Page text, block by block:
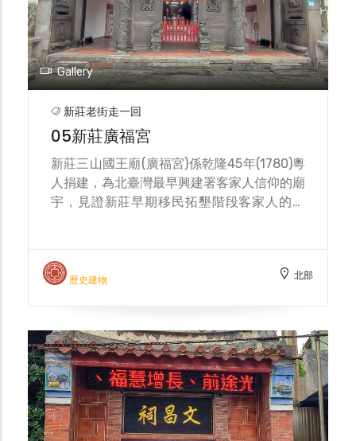
用筷子直接吃、夾餅乾吃、泡牛奶等，口感綿
密而不黏牙，也適合在烹煮肉類、滷味時添
加，色香味俱全，另外傳統古方也記載麥芽糖
有治療咳嗽的功效。 走訪翁裕美商行時，老
闆親切地與我們分享麥芽糖的故事，從他的眼
神中感受到家族傳承的使命，以及對於傳統的
追尋古味，遙想當年的美好時光。
Gallery
新莊老街走一回
05新莊廣福宮
新莊三山國王廟(廣福宮)係乾隆45年(1780)粵
人捐建，為北臺灣最早興建署客家人信仰的廟
宇，見證新莊早期移民拓墾階段客家人的參
(1761)起開鑿了「劉厝圳」，使旱田變成水
田，促進新莊的經濟發展。 光緒8年(1882)廟
乙未抗日行動，重建的廟宇有別於一般寺廟的
光鮮華麗，保持了原有的樸素原貌，民國25
年(1936)再次重修，更名為「廣福宮」。 廣
福宮正殿供奉三山國王，後殿配祀三山國王夫
人。三山指的是潮州的「獨山、明山與巾
山」，原本是自然神，但一般信徒只求靈驗，
歷史建物 北部